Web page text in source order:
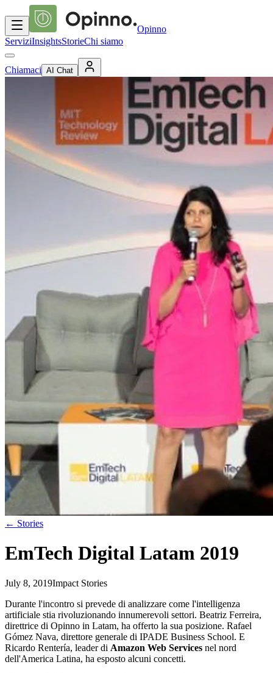
Opinno
ServiziInsightsStorieChi siamo
Chiamaci AI Chat
← Stories
EmTech Digital Latam 2019
July 8, 2019Impact Stories
Durante l'incontro si prevede di analizzare come l'intelligenza
artificiale stia rivoluzionando innumerevoli settori. Beatriz Ferreira,
direttrice di Opinno in Latam, ha offerto la sua posizione. Rafael
Gómez Nava, direttore generale di IPADE Business School. E
Ricardo Rentería, leader di Amazon Web Services nel nord
dell'America Latina, ha esposto alcuni concetti.